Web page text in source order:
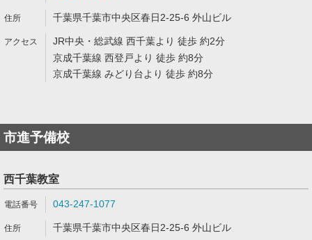
千葉県千葉市中央区春日2-25-6 外山ビル
JR中央・総武線 西千葉より 徒歩 約2分
京成千葉線 西登戸より 徒歩 約8分
京成千葉線 みどり台より 徒歩 約8分
市進予備校
西千葉教室
043-247-1077
千葉県千葉市中央区春日2-25-6 外山ビル